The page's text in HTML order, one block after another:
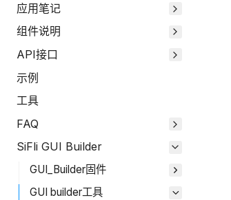
应用笔记
组件说明
API接口
示例
工具
FAQ
SiFli GUI Builder
GUI_Builder固件
GUI builder工具